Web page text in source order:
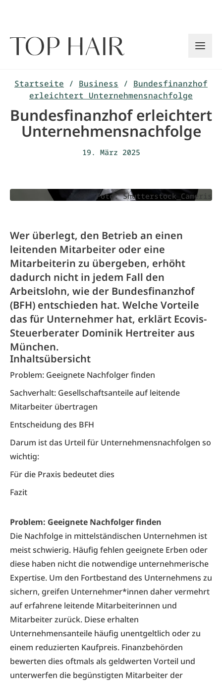
Startseite / Business / Bundesfinanzhof
erleichtert Unternehmensnachfolge
Bundesfinanzhof erleichtert
Unternehmensnachfolge
19. März 2025
Foto: Shutterstock_Cameris
Wer überlegt, den Betrieb an einen
leitenden Mitarbeiter oder eine
Mitarbeiterin zu übergeben, erhöht
dadurch nicht in jedem Fall den
Arbeitslohn, wie der Bundesfinanzhof
(BFH) entschieden hat. Welche Vorteile
das für Unternehmer hat, erklärt Ecovis-
Steuerberater Dominik Hertreiter aus
München.
Inhaltsübersicht
Problem: Geeignete Nachfolger finden
Sachverhalt: Gesellschaftsanteile auf leitende
Mitarbeiter übertragen
Entscheidung des BFH
Darum ist das Urteil für Unternehmensnachfolgen so
wichtig:
Für die Praxis bedeutet dies
Fazit
Problem: Geeignete Nachfolger finden
Die Nachfolge in mittelständischen Unternehmen ist
meist schwierig. Häufig fehlen geeignete Erben oder
diese haben nicht die notwendige unternehmerische
Expertise. Um den Fortbestand des Unternehmens zu
sichern, greifen Unternehmer*innen daher vermehrt
auf erfahrene leitende Mitarbeiterinnen und
Mitarbeiter zurück. Diese erhalten
Unternehmensanteile häufig unentgeltlich oder zu
einem reduzierten Kaufpreis. Finanzbehörden
bewerten dies oftmals als geldwerten Vorteil und
unterwerfen die begünstigten Mitarbeiter der